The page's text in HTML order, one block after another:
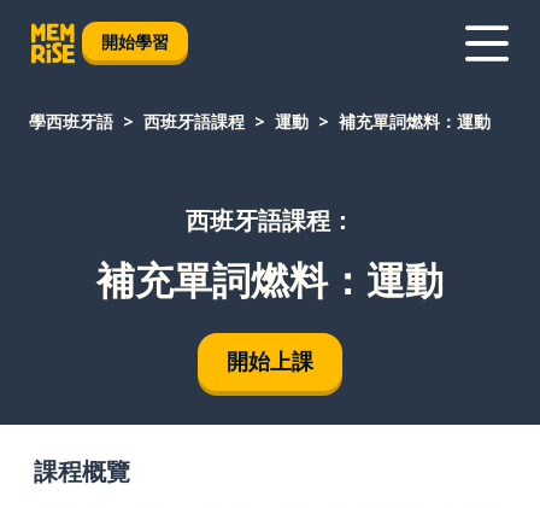
開始學習
學西班牙語 西班牙語課程 運動 補充單詞燃料：運動
西班牙語課程：
補充單詞燃料：運動
開始上課
課程概覽